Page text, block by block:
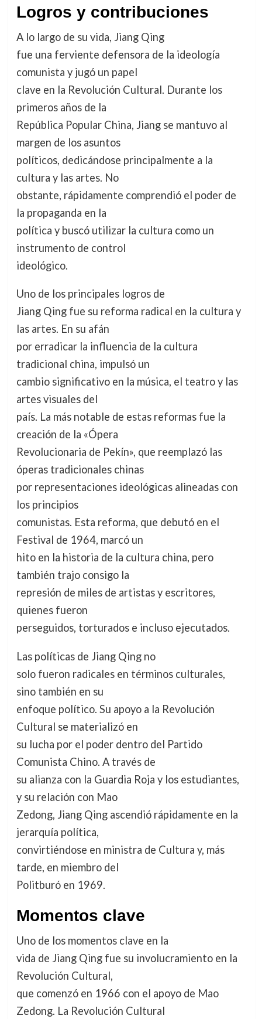
Logros y contribuciones
A lo largo de su vida, Jiang Qing
fue una ferviente defensora de la ideología
comunista y jugó un papel
clave en la Revolución Cultural. Durante los
primeros años de la
República Popular China, Jiang se mantuvo al
margen de los asuntos
políticos, dedicándose principalmente a la
cultura y las artes. No
obstante, rápidamente comprendió el poder de
la propaganda en la
política y buscó utilizar la cultura como un
instrumento de control
ideológico.
Uno de los principales logros de
Jiang Qing fue su reforma radical en la cultura y
las artes. En su afán
por erradicar la influencia de la cultura
tradicional china, impulsó un
cambio significativo en la música, el teatro y las
artes visuales del
país. La más notable de estas reformas fue la
creación de la «Ópera
Revolucionaria de Pekín», que reemplazó las
óperas tradicionales chinas
por representaciones ideológicas alineadas con
los principios
comunistas. Esta reforma, que debutó en el
Festival de 1964, marcó un
hito en la historia de la cultura china, pero
también trajo consigo la
represión de miles de artistas y escritores,
quienes fueron
perseguidos, torturados e incluso ejecutados.
Las políticas de Jiang Qing no
solo fueron radicales en términos culturales,
sino también en su
enfoque político. Su apoyo a la Revolución
Cultural se materializó en
su lucha por el poder dentro del Partido
Comunista Chino. A través de
su alianza con la Guardia Roja y los estudiantes,
y su relación con Mao
Zedong, Jiang Qing ascendió rápidamente en la
jerarquía política,
convirtiéndose en ministra de Cultura y, más
tarde, en miembro del
Politburó en 1969.
Momentos clave
Uno de los momentos clave en la
vida de Jiang Qing fue su involucramiento en la
Revolución Cultural,
que comenzó en 1966 con el apoyo de Mao
Zedong. La Revolución Cultural